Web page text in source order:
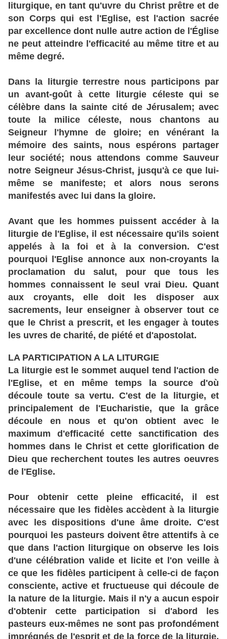
liturgique, en tant qu'uvre du Christ prêtre et de
son Corps qui est l'Eglise, est l'action sacrée
par excellence dont nulle autre action de l'Église
ne peut atteindre l'efficacité au même titre et au
même degré.
Dans la liturgie terrestre nous participons par
un avant-goût à cette liturgie céleste qui se
célèbre dans la sainte cité de Jérusalem; avec
toute la milice céleste, nous chantons au
Seigneur l'hymne de gloire; en vénérant la
mémoire des saints, nous espérons partager
leur société; nous attendons comme Sauveur
notre Seigneur Jésus-Christ, jusqu'à ce que lui-
même se manifeste; et alors nous serons
manifestés avec lui dans la gloire.
Avant que les hommes puissent accéder à la
liturgie de l'Eglise, il est nécessaire qu'ils soient
appelés à la foi et à la conversion. C'est
pourquoi l'Eglise annonce aux non-croyants la
proclamation du salut, pour que tous les
hommes connaissent le seul vrai Dieu. Quant
aux croyants, elle doit les disposer aux
sacrements, leur enseigner à observer tout ce
que le Christ a prescrit, et les engager à toutes
les uvres de charité, de piété et d'apostolat.
LA PARTICIPATION A LA LITURGIE
La liturgie est le sommet auquel tend l'action de
l'Eglise, et en même temps la source d'où
découle toute sa vertu. C'est de la liturgie, et
principalement de l'Eucharistie, que la grâce
découle en nous et qu'on obtient avec le
maximum d'efficacité cette sanctification des
hommes dans le Christ et cette glorification de
Dieu que recherchent toutes les autres oeuvres
de l'Eglise.
Pour obtenir cette pleine efficacité, il est
nécessaire que les fidèles accèdent à la liturgie
avec les dispositions d'une âme droite. C'est
pourquoi les pasteurs doivent être attentifs à ce
que dans l'action liturgique on observe les lois
d'une célébration valide et licite et l'on veille à
ce que les fidèles participent à celle-ci de façon
consciente, active et fructueuse qui découle de
la nature de la liturgie. Mais il n'y a aucun espoir
d'obtenir cette participation si d'abord les
pasteurs eux-mêmes ne sont pas profondément
imprégnés de l'esprit et de la force de la liturgie,